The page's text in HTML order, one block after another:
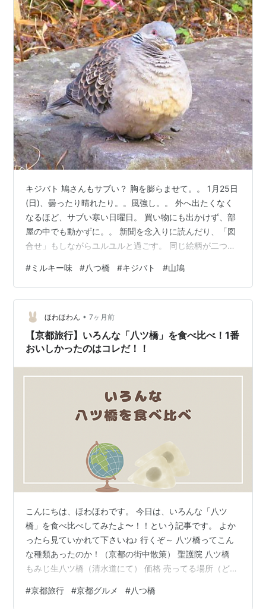
キジバト 鳩さんもサブい？ 胸を膨らませて。。 1月25日
(日)、曇ったり晴れたり。。風強し。。 外へ出たくなく
なるほど、サブい寒い日曜日。 買い物にも出かけず、部
屋の中でも動かずに。。 新聞を念入りに読んだり、「図
合せ」もしながらユルユルと過ごす。 同じ絵柄が二つあ
ら。。窓の外を見れば。。 鳩さんが。。ツガイでふっく
ら膨らんでいた。 キジバト（山鳩）は番で居ることが多
いそうだ。 見ていたら。。 チョコチョコと庭先でエサ？
を探しているようだ。。 ミミズでも探してる？ もうすぐ
来る「節分の日」には、 「豆まきのお豆さん」を多めに
撒くからね。 楽し…
#ミルキー味 #八つ橋 #キジバト #山鳩
ほわほわん • 7ヶ月前
【京都旅行】いろんな「八ツ橋」を食べ比べ！1番
おいしかったのはコレだ！！
こんにちは、ほわほわです。 今日は、いろんな「八ツ
橋」を食べ比べしてみたよ〜！！という記事です。 よか
ったら見ていかれて下さいね♪ 行くぞ～ 八ツ橋ってこん
な種類あったのか！（京都の街中散策） 聖護院 八ツ橋
もみじ生八ツ橋（清水道にて） 価格 売ってる場所（どこ
ツ橋〉で試食もできた（清水道にて） 京名物 井筒のなま
#京都旅行 #京都グルメ #八つ橋